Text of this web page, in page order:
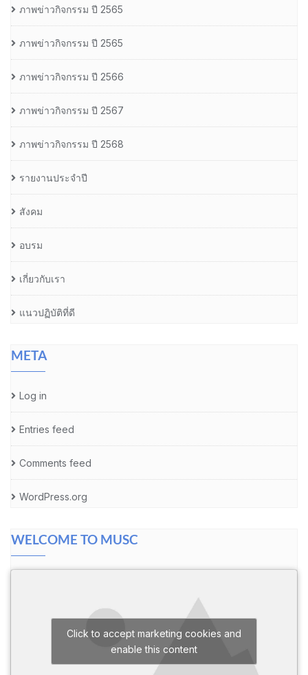
ภาพข่าวกิจกรรม ปี 2565
ภาพข่าวกิจกรรม ปี 2565
ภาพข่าวกิจกรรม ปี 2566
ภาพข่าวกิจกรรม ปี 2567
ภาพข่าวกิจกรรม ปี 2568
รายงานประจำปี
สังคม
อบรม
เกี่ยวกับเรา
แนวปฏิบัติที่ดี
META
Log in
Entries feed
Comments feed
WordPress.org
WELCOME TO MUSC
Click to accept marketing cookies and
enable this content